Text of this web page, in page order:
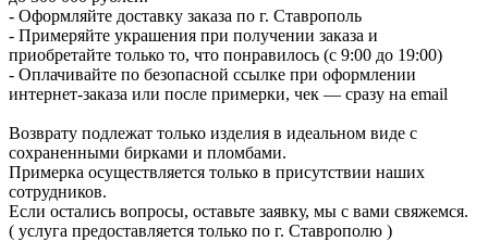
- Оформляйте доставку заказа по г. Ставрополь
- Примеряйте украшения при получении заказа и
приобретайте только то, что понравилось (с 9:00 до 19:00)
- Оплачивайте по безопасной ссылке при оформлении
интернет-заказа или после примерки, чек — сразу на email
Возврату подлежат только изделия в идеальном виде с
сохраненными бирками и пломбами.
Примерка осуществляется только в присутствии наших
сотрудников.
Если остались вопросы, оставьте заявку, мы с вами свяжемся.
( услуга предоставляется только по г. Ставрополю )